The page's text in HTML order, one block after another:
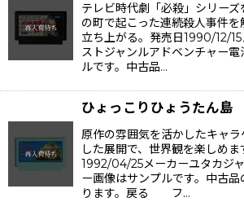
テレビ時代劇「必殺」シリー
の町で起こった連続殺人事件
立ち上がる。発売日1990/12/
ストジャンルアドベンチャー
ルです。中古品…
ひょっこりひょうたん島
原作の雰囲気を活かしたキャラ
した展開で、世界観を楽しめま
1992/04/25メーカーユタカジ
ー画像はサンプルです。中古
ります。戻る フ…